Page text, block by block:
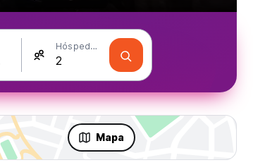
Hóspedes
Mapa